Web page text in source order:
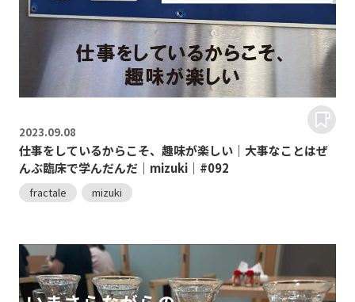
2023.09.08
仕事をしているからこそ、趣味が楽しい｜大事なことはぜ
んぶ臨床で学んだんだ｜mizuki｜#092
fractale mizuki